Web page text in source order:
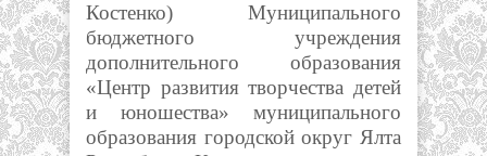
Костенко) Муниципального
бюджетного учреждения
дополнительного образования
«Центр развития творчества детей
и юношества» муниципального
образования городской округ Ялта